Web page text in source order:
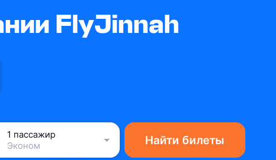
FlyJinnah
1 пассажир
Эконом
Найти билеты